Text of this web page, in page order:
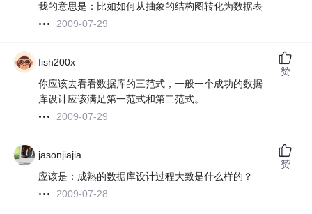
我的意思是：比如如何从抽象的结构图转化为数据表
2009-07-29
fish200x
你应该去看看数据库的三范式，一般一个成功的数据
库设计应该满足第一范式和第二范式。
2009-07-29
赞
jasonjiajia
应该是：成熟的数据库设计过程大致是什么样的？
2009-07-28
赞